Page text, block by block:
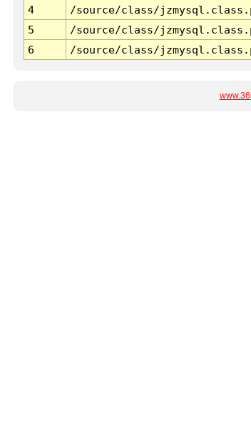
4
/source/class/
5
/source/class/
6
/source/class/